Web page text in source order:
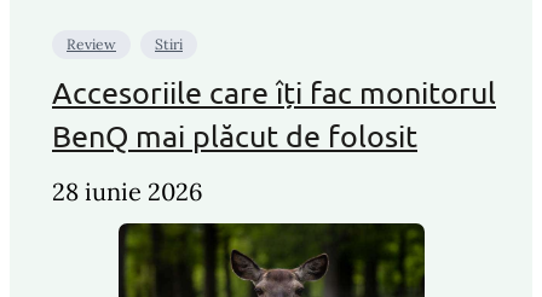
Review Stiri
Accesoriile care îți fac monitorul
BenQ mai plăcut de folosit
28 iunie 2026